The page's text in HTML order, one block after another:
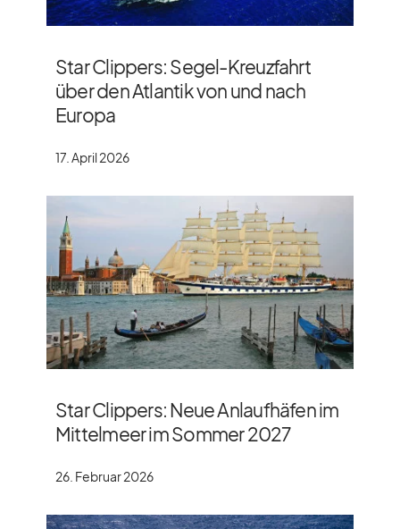
Star Clippers: Segel-Kreuzfahrt
über den Atlantik von und nach
Europa
17. April 2026
Star Clippers: Neue Anlaufhäfen im
Mittelmeer im Sommer 2027
26. Februar 2026